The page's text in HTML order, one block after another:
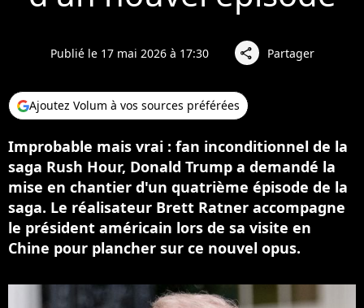
Publié le 17 mai 2026 à 17:30 share Partager
Ajoutez Volum à vos sources préférées
Improbable mais vrai : fan inconditionnel de la
saga Rush Hour, Donald Trump a demandé la
mise en chantier d'un quatrième épisode de la
saga. Le réalisateur Brett Ratner accompagne
le président américain lors de sa visite en
Chine pour plancher sur ce nouvel opus.